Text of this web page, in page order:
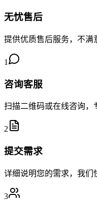
无忧售后
提供优质售后服务，不满
1
咨询客服
扫描二维码或在线咨询，
2
提交需求
详细说明您的需求，我们
3